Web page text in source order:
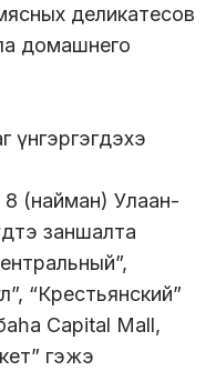
деликатесов
домашнего
үнгэргэгдэхэ
(найман) Улаан-
заншалта
“Крестьянский”
Capital Mall,
гэжэ